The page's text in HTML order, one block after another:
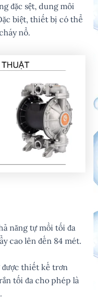
đặc sệt, dung môi
biệt, thiết bị có thể
nổ.
năng tự mồi tối đa
cao lên đến 84 mét.
thiết kế trơn
tối đa cho phép là